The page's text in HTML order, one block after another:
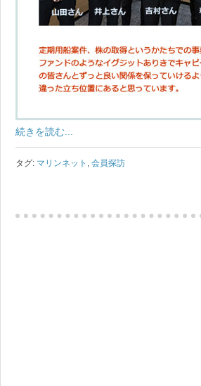
続きを読む...
タグ: マリンネット ,会員探訪